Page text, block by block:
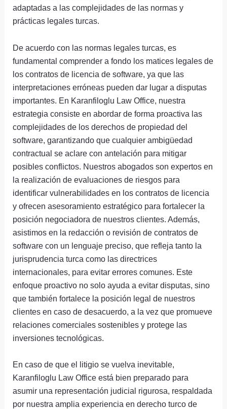
adaptadas a las complejidades de las normas y
prácticas legales turcas.
De acuerdo con las normas legales turcas, es
fundamental comprender a fondo los matices legales de
los contratos de licencia de software, ya que las
interpretaciones erróneas pueden dar lugar a disputas
importantes. En Karanfiloglu Law Office, nuestra
estrategia consiste en abordar de forma proactiva las
complejidades de los derechos de propiedad del
software, garantizando que cualquier ambigüedad
contractual se aclare con antelación para mitigar
posibles conflictos. Nuestros abogados son expertos en
la realización de evaluaciones de riesgos para
identificar vulnerabilidades en los contratos de licencia
y ofrecen asesoramiento estratégico para fortalecer la
posición negociadora de nuestros clientes. Además,
asistimos en la redacción o revisión de contratos de
software con un lenguaje preciso, que refleja tanto la
jurisprudencia turca como las directrices
internacionales, para evitar errores comunes. Este
enfoque proactivo no solo ayuda a evitar disputas, sino
que también fortalece la posición legal de nuestros
clientes en caso de desacuerdo, a la vez que promueve
relaciones comerciales sostenibles y protege las
inversiones tecnológicas.
En caso de que el litigio se vuelva inevitable,
Karanfiloglu Law Office está bien preparado para
asumir una representación judicial rigurosa, respaldada
por nuestra amplia experiencia en derecho turco de